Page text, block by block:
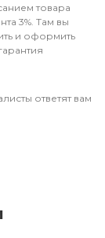
товара
3%. Там вы
и оформить
ответят вам